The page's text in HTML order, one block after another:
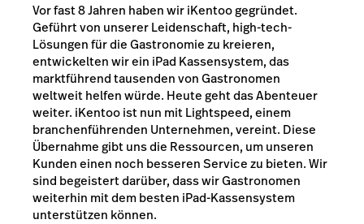
Vor fast 8 Jahren haben wir iKentoo gegründet.
Geführt von unserer Leidenschaft, high-tech-
Lösungen für die Gastronomie zu kreieren,
entwickelten wir ein iPad Kassensystem, das
marktführend tausenden von Gastronomen
weltweit helfen würde. Heute geht das Abenteuer
weiter. iKentoo ist nun mit Lightspeed, einem
branchenführenden Unternehmen, vereint. Diese
Übernahme gibt uns die Ressourcen, um unseren
Kunden einen noch besseren Service zu bieten. Wir
sind begeistert darüber, dass wir Gastronomen
weiterhin mit dem besten iPad-Kassensystem
unterstützen können.